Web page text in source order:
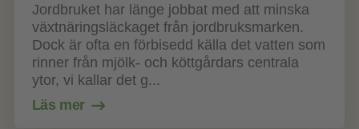
Jordbruket har länge jobbat med att minska
växtnäringsläckaget från jordbruksmarken.
Dock är ofta en förbisedd källa det vatten som
rinner från mjölk- och köttgårdars centrala
ytor, vi kallar det g...
Läs mer